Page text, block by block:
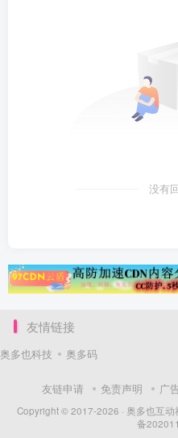
没有
友情链接
奥多也科技 奥多码
友链申请 免责声明 广
Copyright © 2017-2026 · 奥多也互动
备